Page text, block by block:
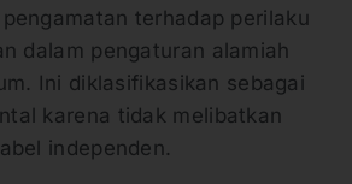
terhadap perilaku
dalam pengaturan alamiah
Ini diklasifikasikan sebagai
karena tidak melibatkan
independen.